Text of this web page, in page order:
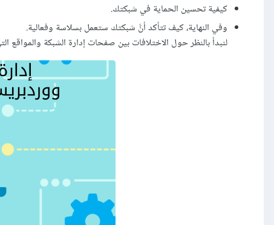
كيفية تحسين الحماية في شبكتك.
وفي النهاية، كيف تتأكد أنَّ شبكتك ستعمل بسلاسة وفعالية.
لنبدأ بالنظر حول الاختلافات بين صفحات إدارة الشبكة والمواقع